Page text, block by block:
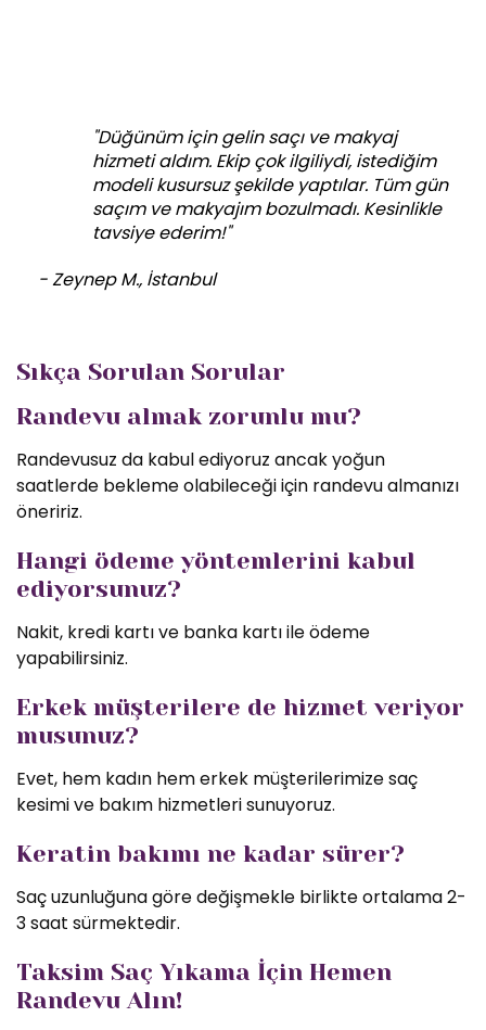
"Düğünüm için gelin saçı ve makyaj
hizmeti aldım. Ekip çok ilgiliydi, istediğim
modeli kusursuz şekilde yaptılar. Tüm gün
saçım ve makyajım bozulmadı. Kesinlikle
tavsiye ederim!"
- Zeynep M., İstanbul
Sıkça Sorulan Sorular
Randevu almak zorunlu mu?
Randevusuz da kabul ediyoruz ancak yoğun
saatlerde bekleme olabileceği için randevu almanızı
öneririz.
Hangi ödeme yöntemlerini kabul
ediyorsunuz?
Nakit, kredi kartı ve banka kartı ile ödeme
yapabilirsiniz.
Erkek müşterilere de hizmet veriyor
musunuz?
Evet, hem kadın hem erkek müşterilerimize saç
kesimi ve bakım hizmetleri sunuyoruz.
Keratin bakımı ne kadar sürer?
Saç uzunluğuna göre değişmekle birlikte ortalama 2-
3 saat sürmektedir.
Taksim Saç Yıkama İçin Hemen
Randevu Alın!